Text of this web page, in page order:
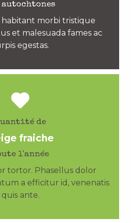
autochtones
morbi tristique
et malesuada fames ac
egestas.
de
fraiche
l'année
tortor. Phasellus dolor
a efficitur id, venenatis
quis ante.